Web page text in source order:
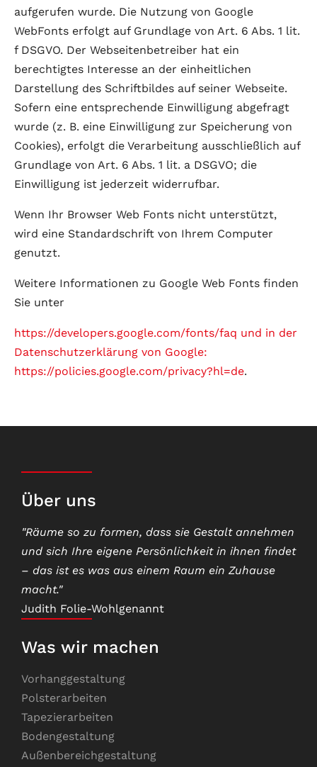
aufgerufen wurde. Die Nutzung von Google
WebFonts erfolgt auf Grundlage von Art. 6 Abs. 1 lit.
f DSGVO. Der Webseitenbetreiber hat ein
berechtigtes Interesse an der einheitlichen
Darstellung des Schriftbildes auf seiner Webseite.
Sofern eine entsprechende Einwilligung abgefragt
wurde (z. B. eine Einwilligung zur Speicherung von
Cookies), erfolgt die Verarbeitung ausschließlich auf
Grundlage von Art. 6 Abs. 1 lit. a DSGVO; die
Einwilligung ist jederzeit widerrufbar.
Wenn Ihr Browser Web Fonts nicht unterstützt,
wird eine Standardschrift von Ihrem Computer
genutzt.
Weitere Informationen zu Google Web Fonts finden
Sie unter
https://developers.google.com/fonts/faq und in der
Datenschutzerklärung von Google:
https://policies.google.com/privacy?hl=de.
Über uns
"Räume so zu formen, dass sie Gestalt annehmen
und sich Ihre eigene Persönlichkeit in ihnen findet
– das ist es was aus einem Raum ein Zuhause
macht."
Judith Folie-Wohlgenannt
Was wir machen
Vorhanggestaltung
Polsterarbeiten
Tapezierarbeiten
Bodengestaltung
Außenbereichgestaltung